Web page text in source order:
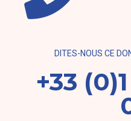
DITES-NOUS CE
+33